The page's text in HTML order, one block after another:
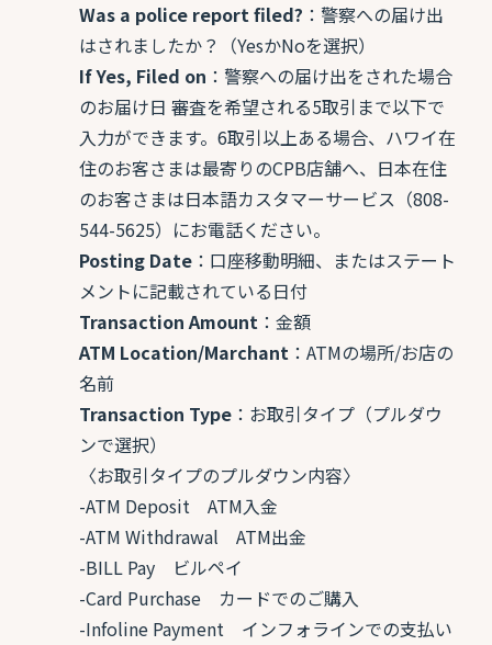
Was a police report filed? ：警察への届け出
はされましたか？（YesかNoを選択）
If Yes, Filed on ：警察への届け出をされた場合
のお届け日 審査を希望される5取引まで以下で
入力ができます。6取引以上ある場合、ハワイ在
住のお客さまは最寄りのCPB店舗へ、日本在住
のお客さまは日本語カスタマーサービス（808-
544-5625）にお電話ください。
Posting Date ：口座移動明細、またはステート
メントに記載されている日付
Transaction Amount ：金額
ATM Location/Marchant ：ATMの場所/お店の
名前
Transaction Type ：お取引タイプ（プルダウ
ンで選択）
〈お取引タイプのプルダウン内容〉
-ATM Deposit ATM入金
-ATM Withdrawal ATM出金
-BILL Pay ビルペイ
-Card Purchase カードでのご購入
-Infoline Payment インフォラインでの支払い